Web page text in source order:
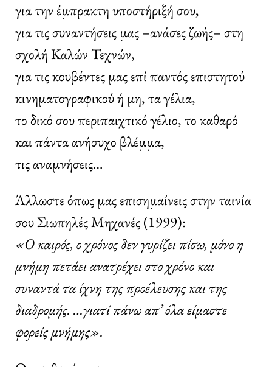
για την έμπρακτη υποστήριξή σου,
για τις συναντήσεις μας –ανάσες ζωής– στη
σχολή Καλών Τεχνών,
για τις κουβέντες μας επί παντός επιστητού
κινηματογραφικού ή μη, τα γέλια,
το δικό σου περιπαιχτικό γέλιο, το καθαρό
και πάντα ανήσυχο βλέμμα,
τις αναμνήσεις…
Άλλωστε όπως μας επισημαίνεις στην ταινία
σου Σιωπηλές Μηχανές (1999):
«Ο καιρός, ο χρόνος δεν γυρίζει πίσω, μόνο η
μνήμη πετάει ανατρέχει στο χρόνο και
συναντά τα ίχνη της προέλευσης και της
διαδρομής. …γιατί πάνω απ’ όλα είμαστε
φορείς μνήμης».